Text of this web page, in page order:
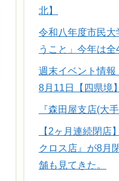
北】
令和八年度市民
うこと」今年は全
週末イベント情
8月11日【四県境】
『森田屋支店(大
【2ヶ月連続閉店
クロス店』が8月
舗も見てきた。